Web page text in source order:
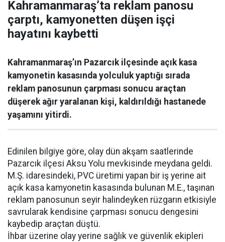
Kahramanmaraş’ta reklam panosu
çarptı, kamyonetten düşen işçi
hayatını kaybetti
Kahramanmaraş’ın Pazarcık ilçesinde açık kasa
kamyonetin kasasında yolculuk yaptığı sırada
reklam panosunun çarpması sonucu araçtan
düşerek ağır yaralanan kişi, kaldırıldığı hastanede
yaşamını yitirdi.
Edinilen bilgiye göre, olay dün akşam saatlerinde
Pazarcık ilçesi Aksu Yolu mevkisinde meydana geldi.
M.Ş. idaresindeki, PVC üretimi yapan bir iş yerine ait
açık kasa kamyonetin kasasında bulunan M.E., taşınan
reklam panosunun seyir halindeyken rüzgarın etkisiyle
savrularak kendisine çarpması sonucu dengesini
kaybedip araçtan düştü.
İhbar üzerine olay yerine sağlık ve güvenlik ekipleri